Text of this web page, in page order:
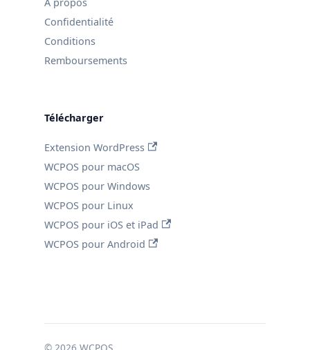
Confidentialité
Conditions
Remboursements
Télécharger
Extension WordPress
WCPOS pour macOS
WCPOS pour Windows
WCPOS pour Linux
WCPOS pour iOS et iPad
WCPOS pour Android
© 2026 WCPOS